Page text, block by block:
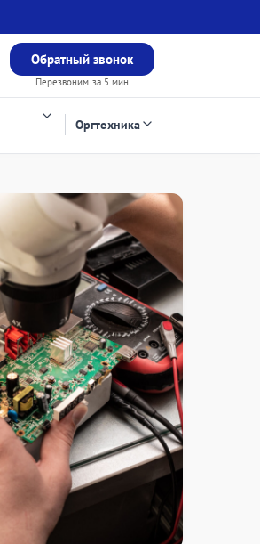
Обратный звонок
Перезвоним за 5 мин
Оргтехника